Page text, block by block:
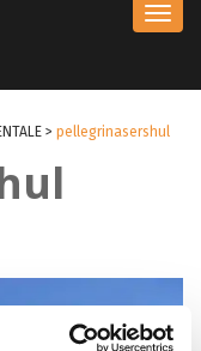
> pellegrinasershul